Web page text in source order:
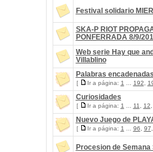
Festival solidario
SKA-P RIOT
PONFERRADA 8/9/
Web serie Hay que
Villablino
Palabras encadenadas
[ Ir a página: 1 192
Curiosidades
[ Ir a página: 1 11 12
Nuevo Juego de
[ Ir a página: 1 96 97
Procesion de